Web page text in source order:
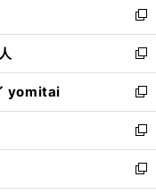
く
で
開
く
ィ
ン
ド
ウ
で
開
く
い
ウ
ィ
ン
ド
ウ
で
開
く
新
し
い
ウ
ィ
ン
ド
ウ
で
開
新
し
い
ウ
ィ
ン
ド
ウ
yomitai
新
し
い
ウ
ィ
ン
新
し
い
ウ
新